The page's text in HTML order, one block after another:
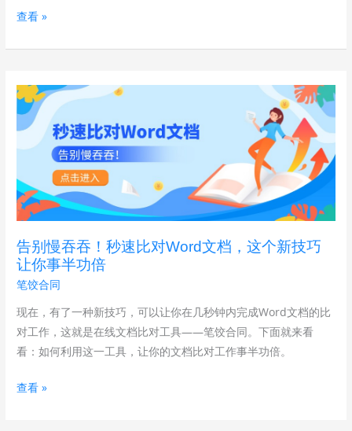
能
对
网
站！
查看 »
告别慢吞吞！秒速比对Word文档，这个新技巧
让你事半功倍
笔饺合同
现在，有了一种新技巧，可以让你在几秒钟内完成Word文档的比
对工作，这就是在线文档比对工具——笔饺合同。下面就来看
看：如何利用这一工具，让你的文档比对工作事半功倍。
告
别
慢
吞
秒
速
对
Word
文
档，
这
个
技
查看 »